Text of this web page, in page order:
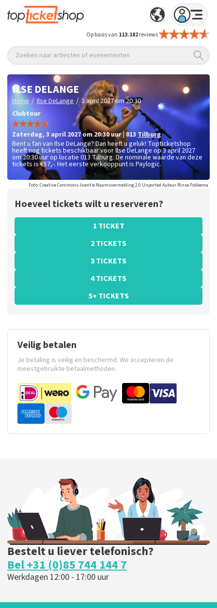
Op basis van 113.182reviews
Zoeken naar artiesten of evenementen
ILSE DELANGE
Home / Ilse DeLange / 3 april 2027 om 20:30
Clubtour
zaterdag, 3 april 2027 om 20:30uur 013 Tilburg
Bent u fan van Ilse DeLange? Dan heeft u geluk! Topticketshop
heeft nog tickets beschikbaar voor Ilse DeLange op 3 april 2027
om 20:30 uur op locatie 013 Tilburg. De nominale waarde van deze
tickets is€57,-. Het eerste verkooppunt is Paylogic.
Foto: Creative Commons-licentie Naamsvermelding 2.0 Unported Auteur Rinse Fokkema
Hoeveel tickets wilt u reserveren?
1 TICKET
2 TICKETS
3 TICKETS
4 TICKETS
5+ TICKETS
Veilig betalen
Je betaling is veilig en beschermd. We accepteren de
meestgebruikte betaalmethoden.
Bestelt u liever telefonisch?
Bel +31 (0)85 744 144 7
Werkdagen 12:00 - 17:00 uur